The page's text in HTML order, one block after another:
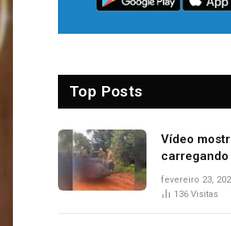
Top Posts
Vídeo
suspeitos
confronto
fevereiro 23,
136 Visitas